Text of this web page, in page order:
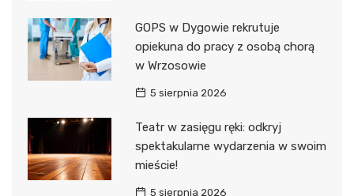
GOPS w Dygowie rekrutuje
opiekuna do pracy z osobą chorą
w Wrzosowie
5 sierpnia 2026
Teatr w zasięgu ręki: odkryj
spektakularne wydarzenia w swoim
mieście!
5 sierpnia 2026